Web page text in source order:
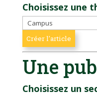
Choisissez une
Une
Choisissez un